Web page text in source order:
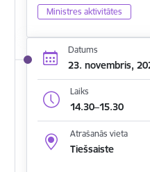
Ministres aktivitātes
Datums
23. novembris,
Laiks
14.30–15.30
Atrašanās vieta
Tiešsaiste